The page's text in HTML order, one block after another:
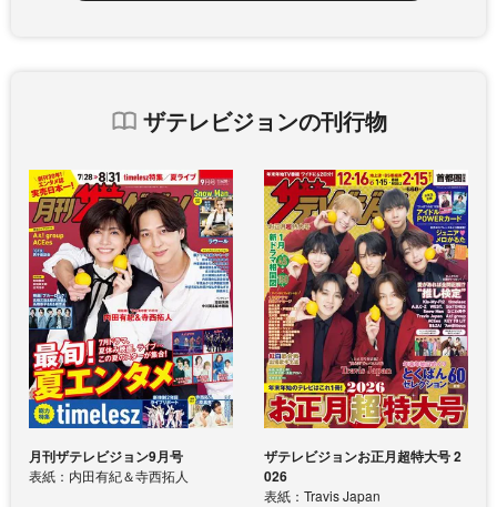
ザテレビジョンの刊行物
月刊ザテレビジョン9月号
表紙：内田有紀＆寺西拓人
ザテレビジョンお正月超特大号 2
026
表紙：Travis Japan